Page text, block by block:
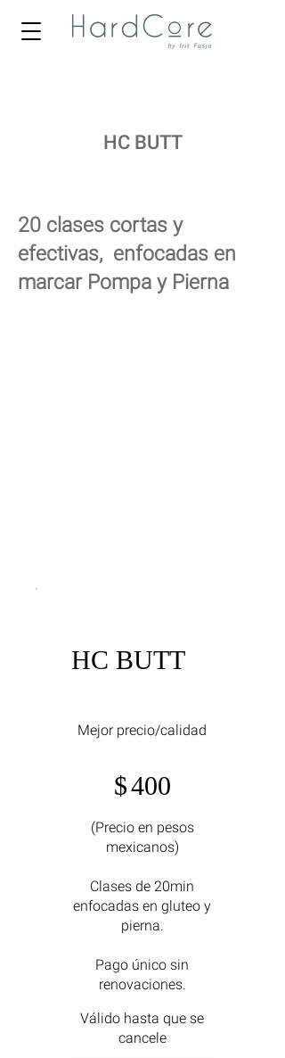
HC BUTT
20 clases cortas y
efectivas, enfocadas en
marcar Pompa y Pierna
Mejor precio/calidad
HC BUTT
$400
(Precio en pesos
mexicanos)
Clases de 20min
enfocadas en gluteo y
pierna.
Pago único sin
renovaciones.
Válido hasta que se
cancele